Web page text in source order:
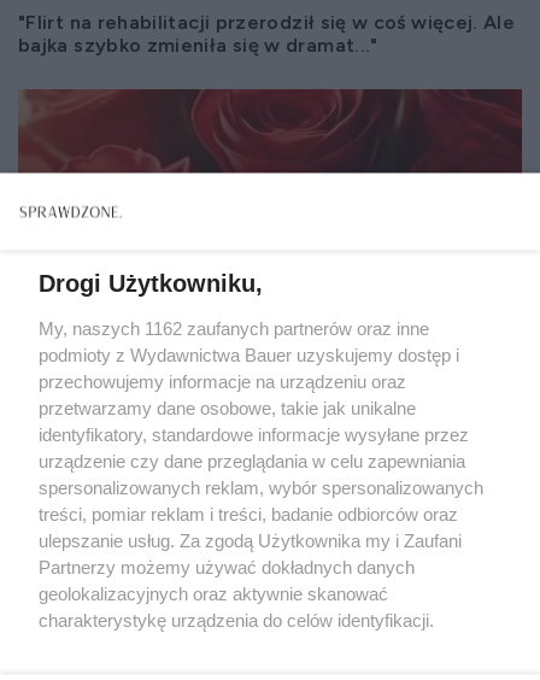
"Flirt na rehabilitacji przerodził się w coś więcej. Ale
bajka szybko zmieniła się w dramat..."
ZWIERZENIA
"Nigdy nie zapomniałam siedmiu czerwonych róż
od Jurka. Byłam już wdową, gdy znowu je od niego
dostałam..."
Drogi Użytkowniku,
My, naszych 1162 zaufanych partnerów oraz inne
podmioty z Wydawnictwa Bauer uzyskujemy dostęp i
przechowujemy informacje na urządzeniu oraz
przetwarzamy dane osobowe, takie jak unikalne
identyfikatory, standardowe informacje wysyłane przez
urządzenie czy dane przeglądania w celu zapewniania
spersonalizowanych reklam, wybór spersonalizowanych
treści, pomiar reklam i treści, badanie odbiorców oraz
ulepszanie usług. Za zgodą Użytkownika my i Zaufani
Partnerzy możemy używać dokładnych danych
geolokalizacyjnych oraz aktywnie skanować
charakterystykę urządzenia do celów identyfikacji.